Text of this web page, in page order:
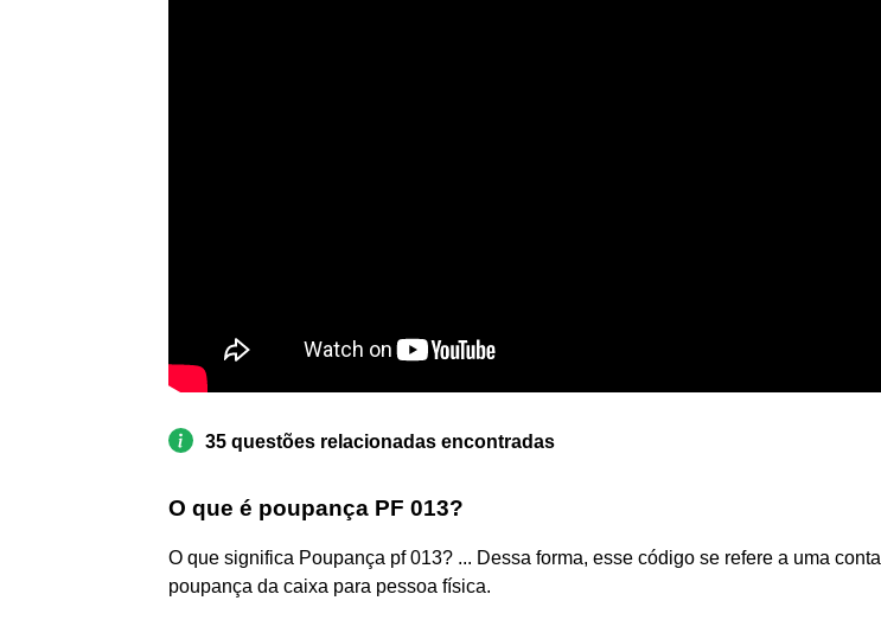
35 questões relacionadas encontradas
O que é poupança PF 013?
O que significa Poupança pf 013? ... Dessa forma, esse código se refere a uma conta
poupança da caixa para pessoa física.